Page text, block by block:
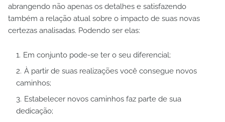
abrangendo não apenas os detalhes e satisfazendo
também a relação atual sobre o impacto de suas novas
certezas analisadas. Podendo ser elas:
Em conjunto pode-se ter o seu diferencial;
À partir de suas realizações você consegue novos
caminhos;
Estabelecer novos caminhos faz parte de sua
dedicação;